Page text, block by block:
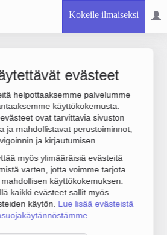
Kokeile ilmaiseksi
evästeet
helpottaaksemme palvelumme
käyttökokemusta.
ovat tarvittavia sivuston
ja mahdollistavat perustoiminnot,
ja kirjautumisen.
myös ylimääräisiä evästeitä
varten, jotta voimme tarjota
käyttökokemuksen.
kaikki evästeet sallit myös
käytön. Lue lisää evästeistä
Group Ab
Ab liikevaihto on 6.2 milj. €,
27. Sen päätoimiala on
1978 ja sijainti Espoo.
(OY).